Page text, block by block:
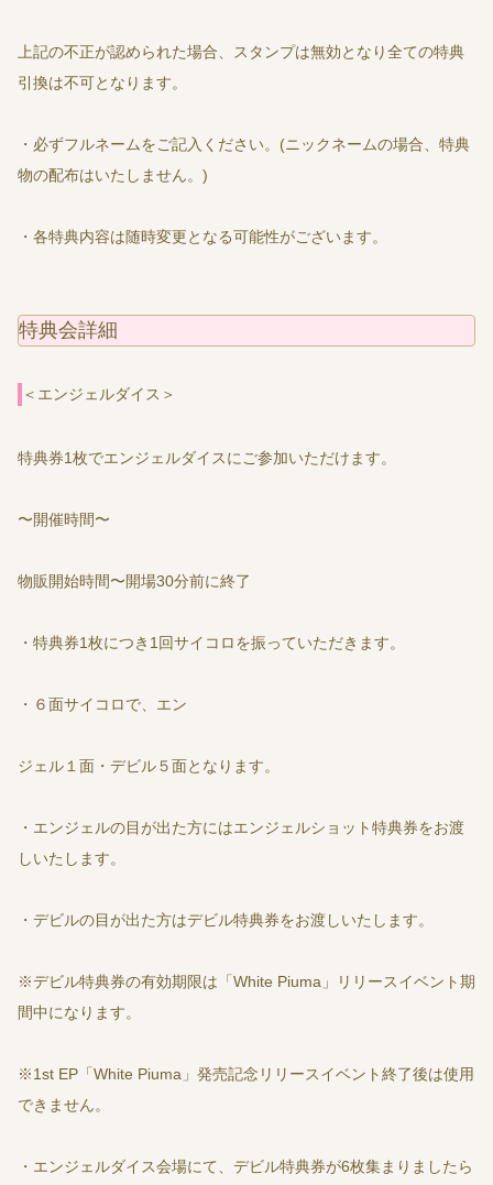
上記の不正が認められた場合、スタンプは無効となり全ての特典
引換は不可となります。
・必ずフルネームをご記入ください。(ニックネームの場合、特典
物の配布はいたしません。)
・各特典内容は随時変更となる可能性がございます。
特典会詳細
＜エンジェルダイス＞
特典券1枚でエンジェルダイスにご参加いただけます。
〜開催時間〜
物販開始時間〜開場30分前に終了
・特典券1枚につき1回サイコロを振っていただきます。
・６面サイコロで、エン
ジェル１面・デビル５面となります。
・エンジェルの目が出た方にはエンジェルショット特典券をお渡
しいたします。
・デビルの目が出た方はデビル特典券をお渡しいたします。
※デビル特典券の有効期限は「White Piuma」リリースイベント期
間中になります。
※1st EP「White Piuma」発売記念リリースイベント終了後は使用
できません。
・エンジェルダイス会場にて、デビル特典券が6枚集まりましたら